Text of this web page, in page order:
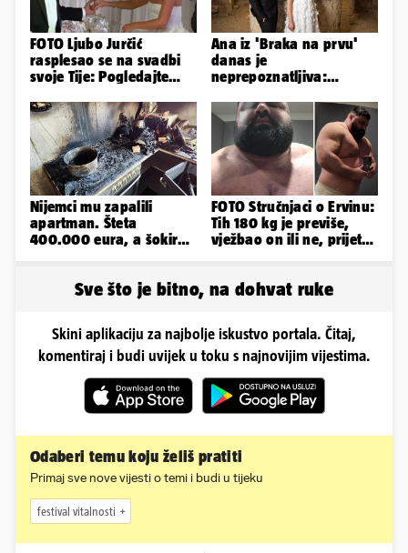
FOTO Ljubo Jurčić
rasplesao se na svadbi
svoje Tije: Pogledajte
vjenčanje...
Ana iz 'Braka na prvu'
danas je
neprepoznatljiva:
ovako sad izgleda
Nijemci mu zapalili
apartman. Šteta
400.000 eura, a šokirao
FOTO Stručnjaci o Ervinu:
Tih 180 kg je previše,
vježbao on ili ne, prijete
Sve što je bitno, na dohvat ruke
Skini aplikaciju za najbolje iskustvo portala. Čitaj,
komentiraj i budi uvijek u toku s najnovijim vijestima.
Odaberi temu koju želiš pratiti
Primaj sve nove vijesti o temi i budi u tijeku
festival vitalnosti